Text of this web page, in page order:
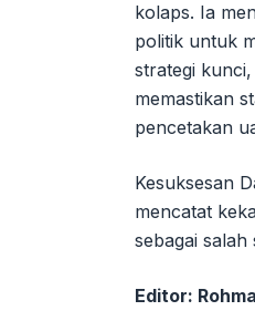
kolaps. Ia
politik untuk
strategi
memastikan
pencetakan
Kesuksesan
mencatat
sebagai
Editor: